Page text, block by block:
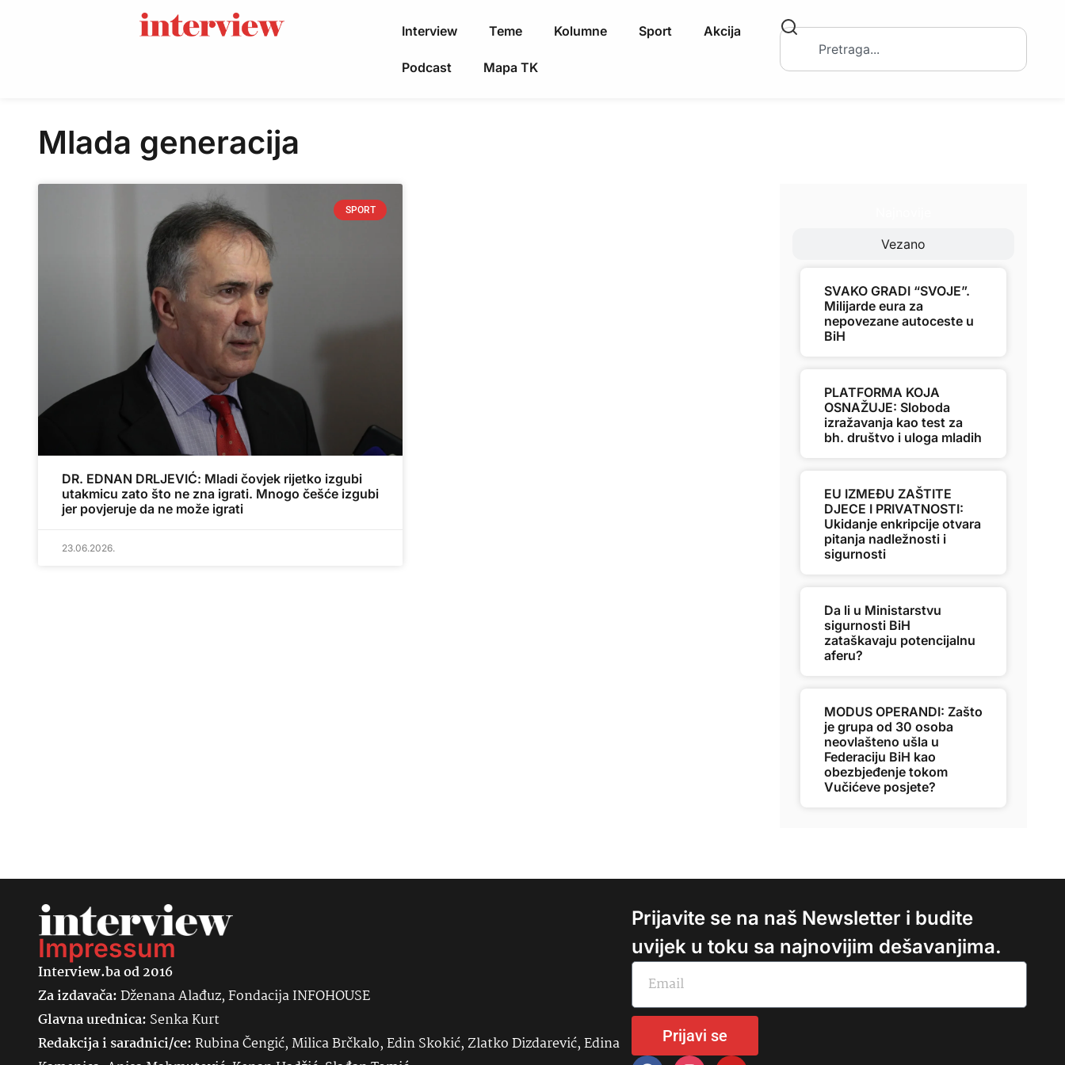
Interview Teme Kolumne Sport Akcija
Podcast Mapa TK
Mlada generacija
SPORT
DR. EDNAN DRLJEVIĆ: Mladi čovjek rijetko izgubi
utakmicu zato što ne zna igrati. Mnogo češće izgubi
jer povjeruje da ne može igrati
23.06.2026.
Vezano
SVAKO GRADI “SVOJE”.
Milijarde eura za
nepovezane autoceste u
BiH
PLATFORMA KOJA
OSNAŽUJE: Sloboda
izražavanja kao test za
bh. društvo i uloga mladih
EU IZMEĐU ZAŠTITE
DJECE I PRIVATNOSTI:
Ukidanje enkripcije otvara
pitanja nadležnosti i
sigurnosti
Da li u Ministarstvu
sigurnosti BiH
zataškavaju potencijalnu
aferu?
MODUS OPERANDI: Zašto
je grupa od 30 osoba
neovlašteno ušla u
Federaciju BiH kao
obezbjeđenje tokom
Vučićeve posjete?
Impressum
Interview.ba od 2016
Za izdavača:Dženana Alađuz, Fondacija INFOHOUSE
Glavna urednica: SenkaKurt
Redakcija i saradnici/ce:Rubina Čengić, Milica Brčkalo, Edin Skokić, Zlatko Dizdarević, Edina
Prijavite se na naš Newsletter i budite
uvijek u toku sa najnovijim dešavanjima.
Prijavi se